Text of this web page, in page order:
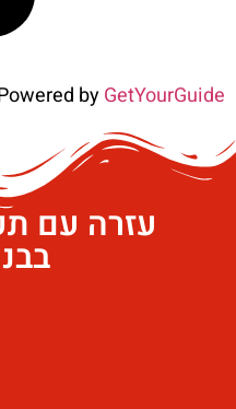
byGetYourGuide
עזרה עם